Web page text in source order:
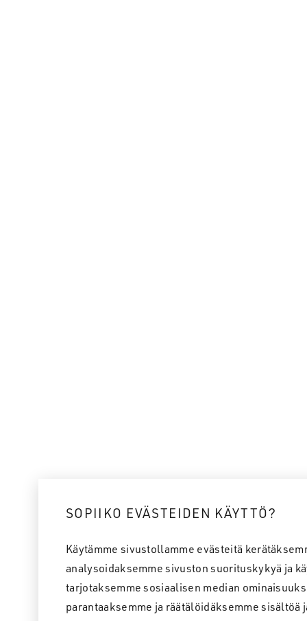
SOPIIKO EVÄSTEIDEN KÄYTTÖ?
Käytämme sivustollamme evästeitä
analysoidaksemme sivuston suorituskykyä ja
tarjotaksemme sosiaalisen median
parantaaksemme ja räätälöidäksemme sisältöä